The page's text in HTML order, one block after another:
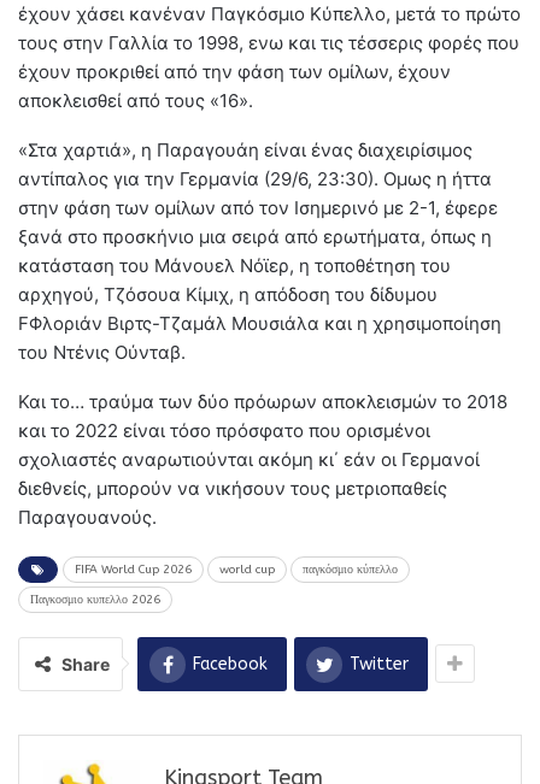
έχουν χάσει κανέναν Παγκόσμιο Κύπελλο, μετά το πρώτο
τους στην Γαλλία το 1998, ενω και τις τέσσερις φορές που
έχουν προκριθεί από την φάση των ομίλων, έχουν
αποκλεισθεί από τους «16».
«Στα χαρτιά», η Παραγουάη είναι ένας διαχειρίσιμος
αντίπαλος για την Γερμανία (29/6, 23:30). Ομως η ήττα
στην φάση των ομίλων από τον Ισημερινό με 2-1, έφερε
ξανά στο προσκήνιο μια σειρά από ερωτήματα, όπως η
κατάσταση του Μάνουελ Νόϊερ, η τοποθέτηση του
αρχηγού, Τζόσουα Κίμιχ, η απόδοση του δίδυμου
FΦλοριάν Βιρτς-Τζαμάλ Μουσιάλα και η χρησιμοποίηση
του Ντένις Ούνταβ.
Και το… τραύμα των δύο πρόωρων αποκλεισμών το 2018
και το 2022 είναι τόσο πρόσφατο που ορισμένοι
σχολιαστές αναρωτιούνται ακόμη κι΄ εάν οι Γερμανοί
διεθνείς, μπορούν να νικήσουν τους μετριοπαθείς
Παραγουανούς.
FIFA World Cup 2026 world cup παγκόσμιο κύπελλο
Παγκοσμιο κυπελλο 2026
Share Facebook Twitter
Kingsport Team